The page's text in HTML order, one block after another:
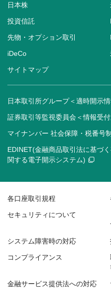
日本株
投資信託
先物・オプション取引
iDeCo
サイトマップ
日本取引所グループ＜適時開示
証券取引等監視委員会＜情報受付
マイナンバー 社会保障・税番号
EDINET(金融商品取引法に基づ
関する電子開示システム)
各口座取引規程
セキュリティについて
システム障害時の対応
コンプライアンス
金融サービス提供法への対応